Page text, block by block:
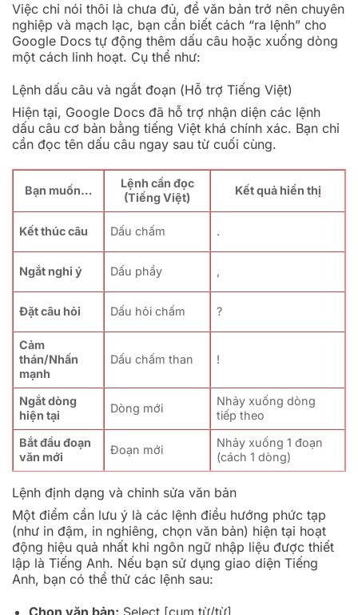
Việc chỉ nói thôi là chưa đủ, để văn bản trở nên chuyên
nghiệp và mạch lạc, bạn cần biết cách “ra lệnh” cho
Google Docs tự động thêm dấu câu hoặc xuống dòng
một cách linh hoạt. Cụ thể như:
Lệnh dấu câu và ngắt đoạn (Hỗ trợ Tiếng Việt)
Hiện tại, Google Docs đã hỗ trợ nhận diện các lệnh
dấu câu cơ bản bằng tiếng Việt khá chính xác. Bạn chỉ
cần đọc tên dấu câu ngay sau từ cuối cùng.
Bạn muốn…
Lệnh cần đọc
(Tiếng Việt)
Kết quả hiển thị
Kết thúc câu Dấu chấm .
Ngắt nghỉ ý Dấu phẩy ,
Đặt câu hỏi Dấu hỏi chấm ?
Cảm
thán/Nhấn
mạnh
Dấu chấm than !
Ngắt dòng
hiện tại
Dòng mới
Nhảy xuống dòng
tiếp theo
Bắt đầu đoạn
văn mới
Đoạn mới
Nhảy xuống 1 đoạn
(cách 1 dòng)
Lệnh định dạng và chỉnh sửa văn bản
Một điểm cần lưu ý là các lệnh điều hướng phức tạp
(như in đậm, in nghiêng, chọn văn bản) hiện tại hoạt
động hiệu quả nhất khi ngôn ngữ nhập liệu được thiết
lập là Tiếng Anh. Nếu bạn sử dụng giao diện Tiếng
Anh, bạn có thể thử các lệnh sau:
Chọn văn bản: Select [cụm từ/từ]